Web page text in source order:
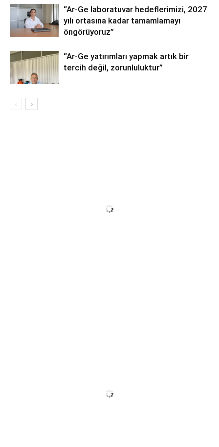
“Ar-Ge laboratuvar hedeflerimizi, 2027
yılı ortasına kadar tamamlamayı
öngörüyoruz”
“Ar-Ge yatırımları yapmak artık bir
tercih değil, zorunluluktur”